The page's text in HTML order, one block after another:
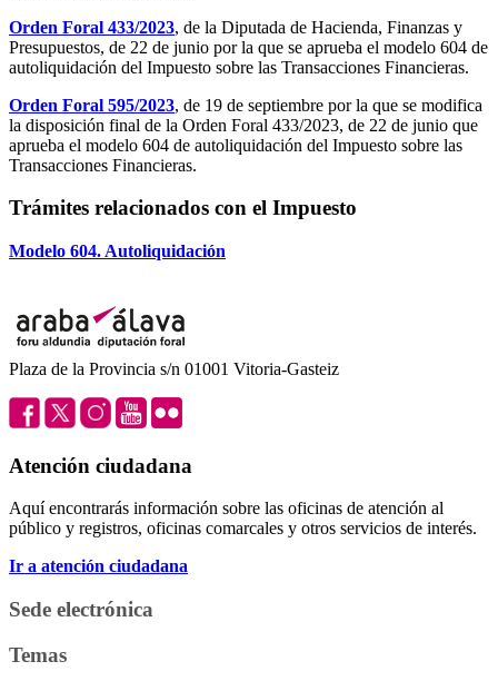
Orden Foral 433/2023, de la Diputada de Hacienda, Finanzas y
Presupuestos, de 22 de junio por la que se aprueba el modelo 604 de
autoliquidación del Impuesto sobre las Transacciones Financieras.
Orden Foral 595/2023, de 19 de septiembre por la que se modifica
la disposición final de la Orden Foral 433/2023, de 22 de junio que
aprueba el modelo 604 de autoliquidación del Impuesto sobre las
Transacciones Financieras.
Trámites relacionados con el Impuesto
Modelo 604. Autoliquidación
Plaza de la Provincia s/n 01001 Vitoria-Gasteiz
Atención ciudadana
Aquí encontrarás información sobre las oficinas de atención al
público y registros, oficinas comarcales y otros servicios de interés.
Ir a atención ciudadana
Sede electrónica
Temas